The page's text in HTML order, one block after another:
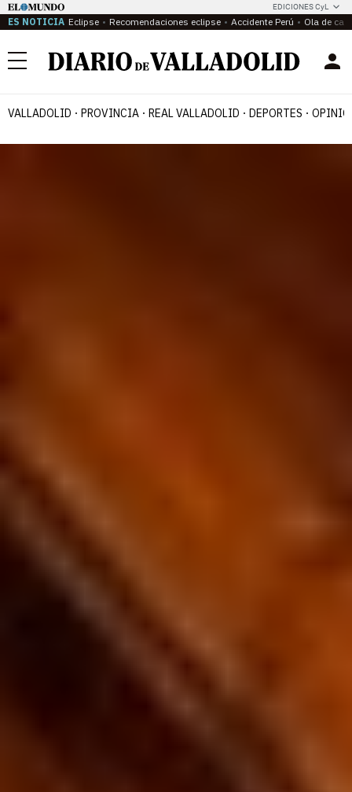
EDICIONES CyL
ES NOTICIA Eclipse Recomendaciones eclipse Accidente Perú Ola de
Menú
VALLADOLID PROVINCIA REAL VALLADOLID DEPORTES